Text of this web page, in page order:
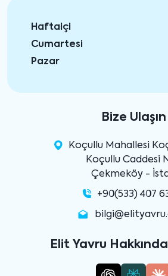
Haftaiçi
Cumartesi
Pazar
Bize Ulaşın
Koçullu Mahallesi
Koçullu Caddesi
Çekmeköy -
+90(533) 407
Elit Yavru